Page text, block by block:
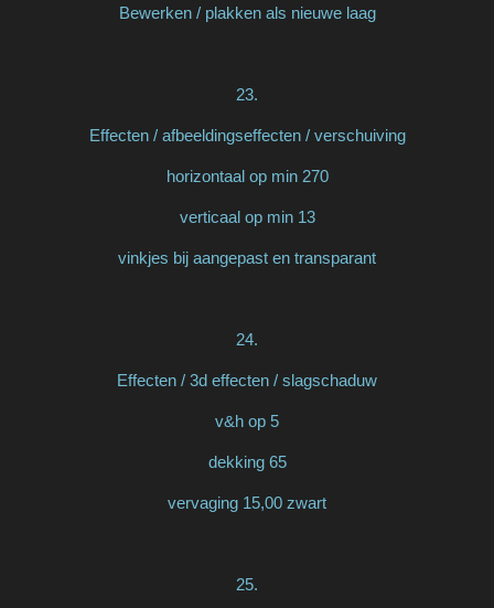
Bewerken / plakken als nieuwe laag
23.
Effecten / afbeeldingseffecten / verschuiving
horizontaal op min 270
verticaal op min 13
vinkjes bij aangepast en transparant
24.
Effecten / 3d effecten / slagschaduw
v&h op 5
dekking 65
vervaging 15,00 zwart
25.